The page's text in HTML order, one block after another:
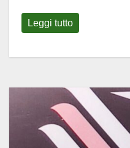
Leggi tutto